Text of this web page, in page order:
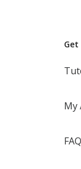
My
FAQ